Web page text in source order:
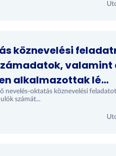
köznevelési
valamint
alkalmazottak lé...
nevelés-oktatás köznevelési
számát...